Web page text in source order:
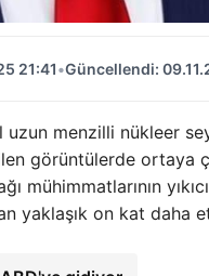
21:41•Güncellendi:
uzun menzilli nükleer
görüntülerde ortaya
mühimmatlarının
yaklaşık on kat daha